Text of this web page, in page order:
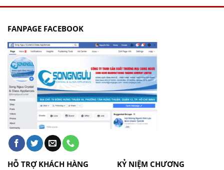
FANPAGE FACEBOOK
HỖ TRỢ KHÁCH HÀNG KỶ NIỆM CHƯƠNG